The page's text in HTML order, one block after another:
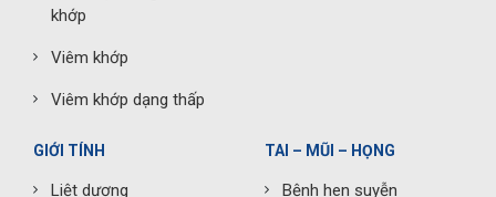
khớp
Viêm khớp
Viêm khớp dạng thấp
GIỚI TÍNH
Liệt dương
TAI – MŨI – HỌNG
Bệnh hen suyễn